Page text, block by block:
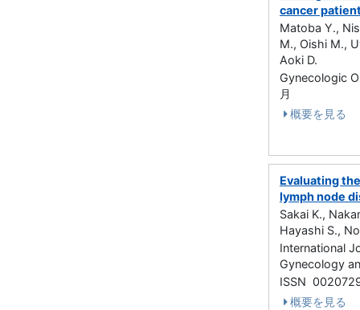
cancer
Matoba Y.,
M., Oishi M.,
Aoki D.
Gynecologic
月
概要を見る
Evaluating
lymph node
Sakai K.,
Hayashi S.,
International
Gynecology
ISSN
概要を見る